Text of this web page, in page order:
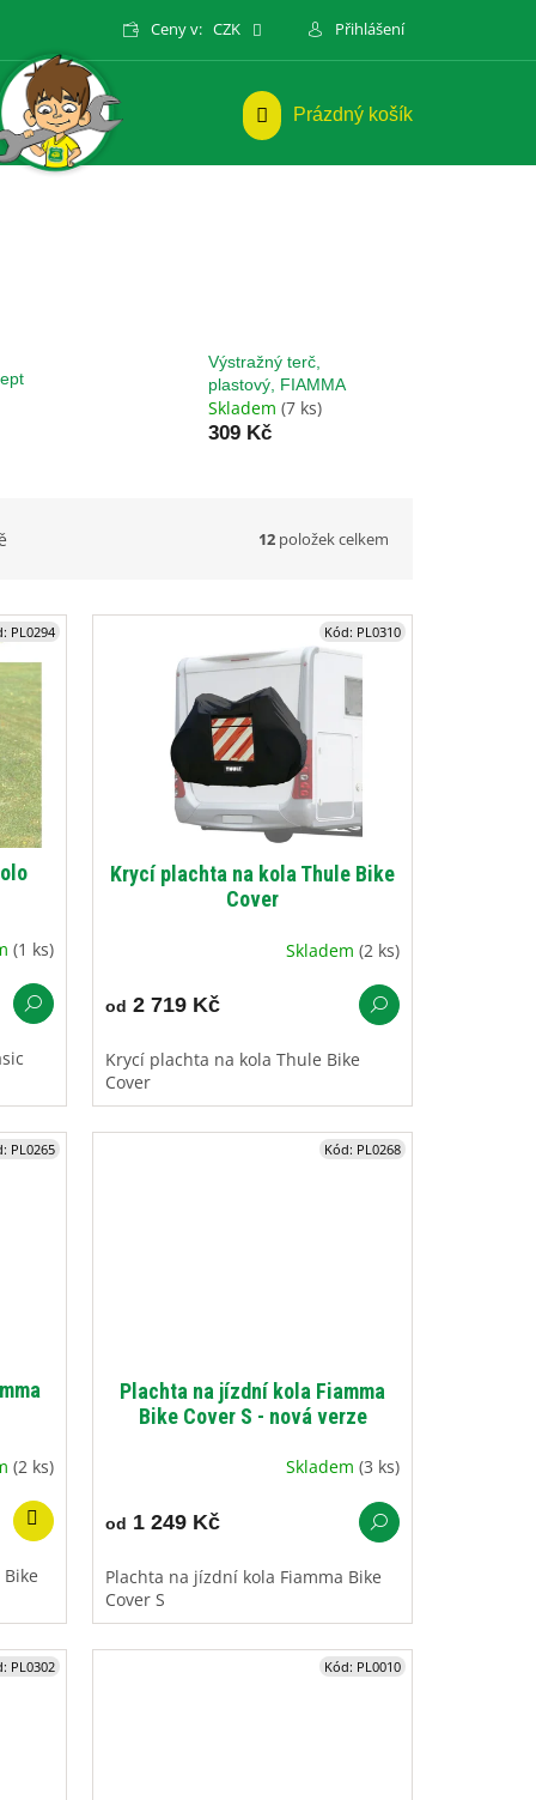
Ceny v: CZK Přihlášení
NÁKUPNÍ
Prázdný košík
Výstražný terč,
plastový, FIAMMA
Skladem (7 ks)
309 Kč
12 položek celkem
(1 ks)
PL0294
Krycí plachta na kola Thule Bike
Cover
Skladem (2 ks)
od 2 719 Kč
Krycí plachta na kola Thule Bike
Cover
Kód: PL0310
(2 ks)
PL0265
Plachta na jízdní kola Fiamma
Bike Cover S - nová verze
Skladem (3 ks)
od 1 249 Kč
Plachta na jízdní kola Fiamma Bike
Cover S
Kód: PL0268
PL0302 Kód: PL0010